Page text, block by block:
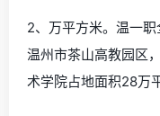
2、万平方米。温一
温州市茶山高教园区
术学院占地面积28万